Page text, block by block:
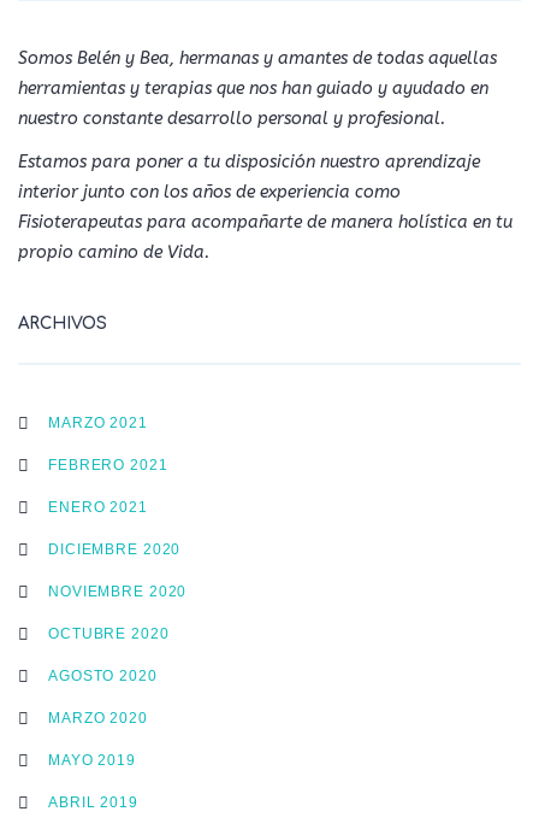
Somos Belén y Bea, hermanas y amantes de todas aquellas
herramientas y terapias que nos han guiado y ayudado en
nuestro constante desarrollo personal y profesional.
Estamos para poner a tu disposición nuestro aprendizaje
interior junto con los años de experiencia como
Fisioterapeutas para acompañarte de manera holística en tu
propio camino de Vida.
ARCHIVOS
MARZO 2021
FEBRERO 2021
ENERO 2021
DICIEMBRE 2020
NOVIEMBRE 2020
OCTUBRE 2020
AGOSTO 2020
MARZO 2020
MAYO 2019
ABRIL 2019